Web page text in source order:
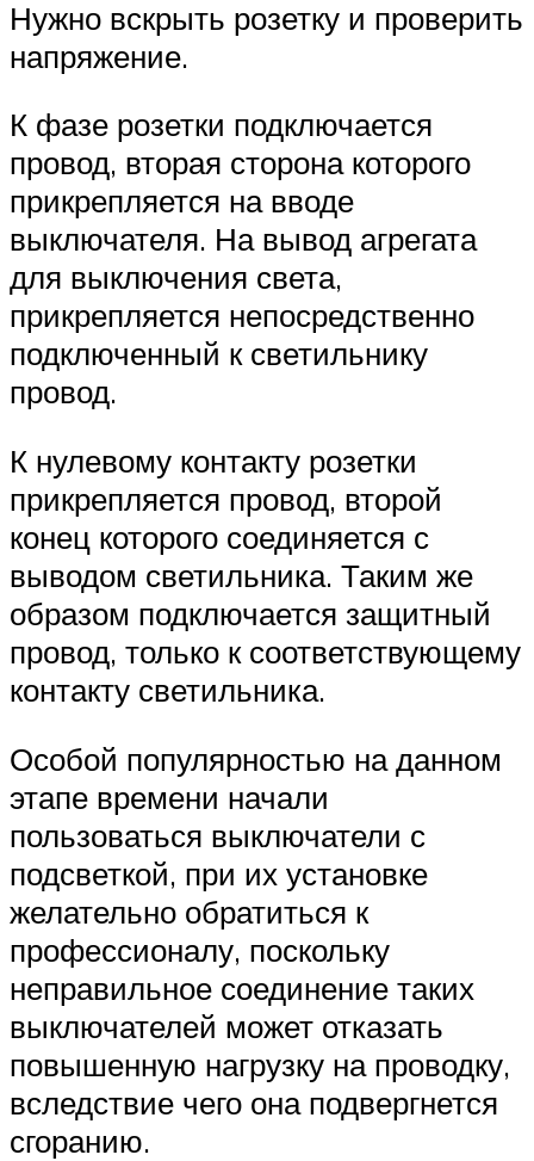
Нужно вскрыть розетку и проверить
напряжение.
К фазе розетки подключается
провод, вторая сторона которого
прикрепляется на вводе
выключателя. На вывод агрегата
для выключения света,
прикрепляется непосредственно
подключенный к светильнику
провод.
К нулевому контакту розетки
прикрепляется провод, второй
конец которого соединяется с
выводом светильника. Таким же
образом подключается защитный
провод, только к соответствующему
контакту светильника.
Особой популярностью на данном
этапе времени начали
пользоваться выключатели с
подсветкой, при их установке
желательно обратиться к
профессионалу, поскольку
неправильное соединение таких
выключателей может отказать
повышенную нагрузку на проводку,
вследствие чего она подвергнется
сгоранию.